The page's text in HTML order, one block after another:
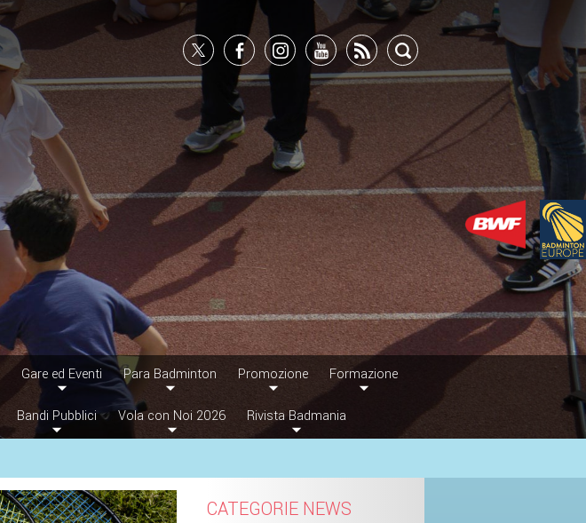
Gare ed Eventi Para Badminton Promozione Formazione
Bandi Pubblici Vola con Noi 2026 Rivista Badmania
CATEGORIE NEWS